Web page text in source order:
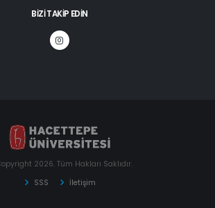
BIZI TAKIP EDIN
2026. Tüm Hakları Saklıdır.
SSS
İletişim